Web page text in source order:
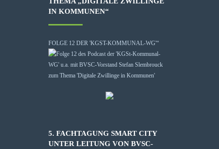
IN KOMMUNEN“
FOLGE 12 DER 'KGST-KOMMUNAL-WG'“
5. FACHTAGUNG SMART CITY
UNTER LEITUNG VON BVSC-